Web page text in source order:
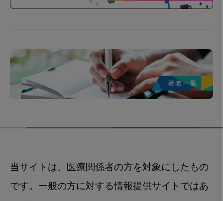
当サイトは、医療関係者の方を対象にしたもの
です。一般の方に対する情報提供サイトではあ